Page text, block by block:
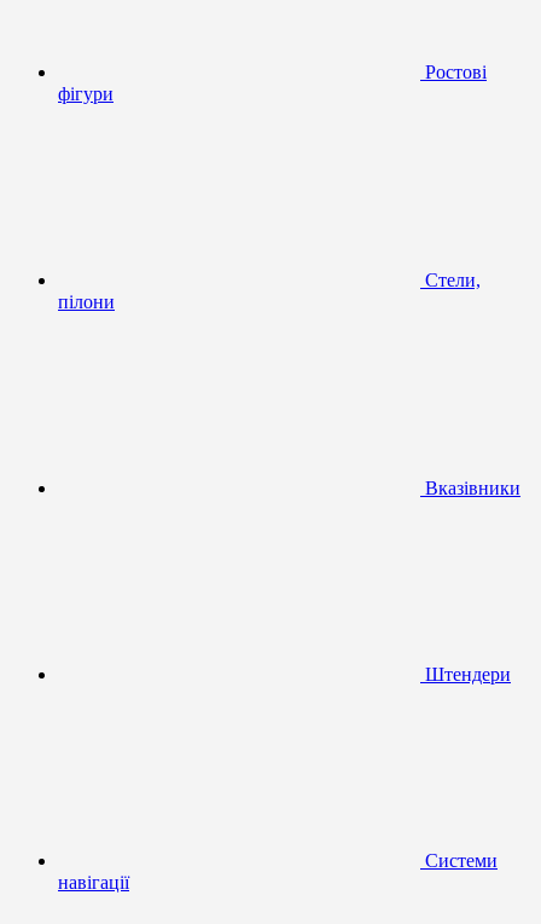
Ростові
фігури
Стели,
пілони
Вказівники
Штендери
Системи
навігації